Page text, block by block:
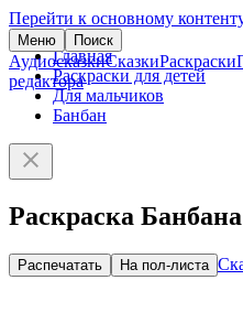
Перейти к основному
Меню Поиск
АудиосказкиСказкиРаскраски
редактора
Главная
Раскраски для детей
Для мальчиков
Банбан
Раскраска
Распечатать На пол-листа